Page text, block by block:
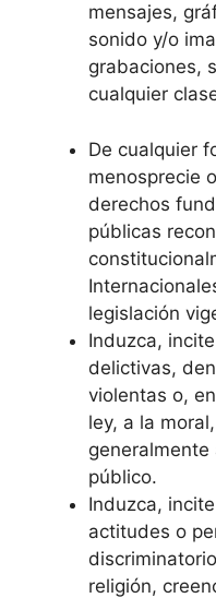
mensajes,
sonido y/o
grabaciones,
cualquier
De cualquier
menosprecie
derechos
públicas
legislación
Induzca,
delictivas,
violentas o,
ley, a la
público.
Induzca,
actitudes o
religión,